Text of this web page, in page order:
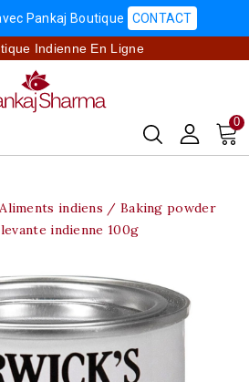
Pankaj Boutique CONTACT
Indienne En Ligne
0
Aliments indiens
Baking powder
indienne 100g